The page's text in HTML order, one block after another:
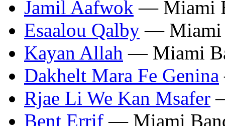
Jamil Aafwok — Miami
Esaalou Qalby — Miami
Kayan Allah — Miami
Dakhelt Mara Fe Genina
Rjae Li We Kan Msafer
Bent Errif — Miami